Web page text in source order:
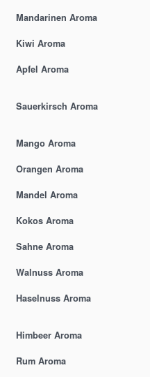
Mandarinen Aroma
Kiwi Aroma
Apfel Aroma
Sauerkirsch Aroma
Mango Aroma
Orangen Aroma
Mandel Aroma
Kokos Aroma
Sahne Aroma
Walnuss Aroma
Haselnuss Aroma
Himbeer Aroma
Rum Aroma